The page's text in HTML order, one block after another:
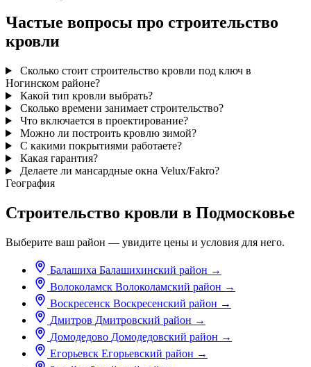
Частые вопросы про строительство
кровли
Сколько стоит строительство кровли под ключ в
Ногинском районе?
Какой тип кровли выбрать?
Сколько времени занимает строительство?
Что включается в проектирование?
Можно ли построить кровлю зимой?
С какими покрытиями работаете?
Какая гарантия?
Делаете ли мансардные окна Velux/Fakro?
География
Строительство кровли в Подмосковье
Выберите ваш район — увидите цены и условия для него.
Балашиха Балашихинский район →
Волоколамск Волоколамский район →
Воскресенск Воскресенский район →
Дмитров Дмитровский район →
Домодедово Домодедовский район →
Егорьевск Егорьевский район →